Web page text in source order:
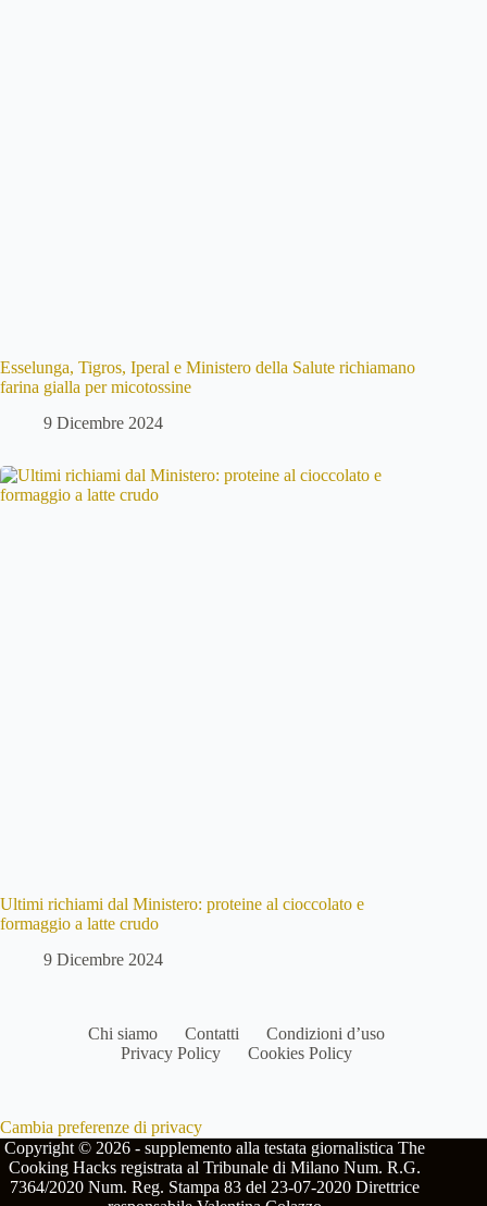
Esselunga, Tigros, Iperal e Ministero della Salute richiamano
farina gialla per micotossine
9 Dicembre 2024
Ultimi richiami dal Ministero: proteine al cioccolato e
formaggio a latte crudo
9 Dicembre 2024
Chi siamo Contatti
Condizioni d’uso
Privacy Policy
Cookies Policy
Cambia preferenze di privacy
Copyright © 2026 - supplemento alla testata giornalistica The
Cooking Hacks registrata al Tribunale di Milano Num. R.G.
7364/2020 Num. Reg. Stampa 83 del 23-07-2020 Direttrice